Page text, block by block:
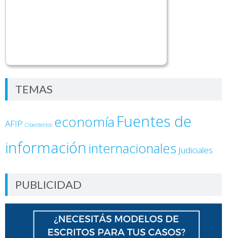
TEMAS
AFIP Ciberdelitos economía Fuentes de
información internacionales Judiciales
PUBLICIDAD